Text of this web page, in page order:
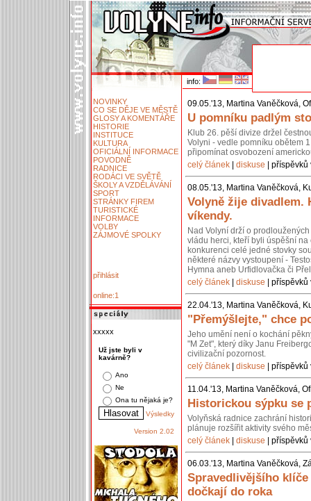
info:
NOVINKY
CO SE DĚJE VE MĚSTĚ
GLOSY A KOMENTÁŘE
HISTORIE
INSTITUCE
KULTURA
OFICIÁLNÍ INFORMACE
POVODNĚ
RADNICE
RODÁCI VE SVĚTĚ
ŠKOLY A VZDĚLÁVÁNÍ
SPORT
STRÁNKY FIREM
TURISTICKÉ
INFORMACE
VOLBY
ZÁJMOVÉ SPOLKY
přihlásit
online:1
xxxxx
Už jste byli v
kavárně?
Ano
Ne
Ona tu nějaká je?
Výsledky
Version 2.02
09.05.'13, Martina Vaněčková,
U pomníku padlým
Klub 26. pěší divize držel
Volyni - vedle pomníku obětem
připomínat osvobození
celý článek
diskuse |
08.05.'13, Martina Vaněčková,
Volyně žije divadlem.
víkendy.
Nad Volyní drží o
vládu herci, kteří byli úspěšní
konkurenci celé jedné stovky
některé názvy vystoupení -
Hymna aneb Urfidlovačka či
celý článek
diskuse |
22.04.'13, Martina Vaněčková,
"Přemýšlejte," chce
Jeho umění není o kochání
"M Zet", který díky Janu
civilizační pozornost.
celý článek
diskuse |
11.04.'13, Martina Vaněčková,
Historickou sýpku se
Volyňská radnice zachrání
plánuje rozšířit aktivity svého
celý článek
diskuse |
06.03.'13, Martina Vaněčková,
Spravedlivějšího
dočkají do roka